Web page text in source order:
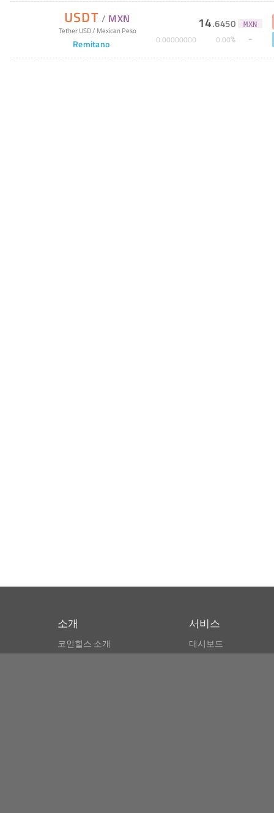
USDT / MXN
Tether USD/ Mexican Peso
Remitano
14.6450 MXN
0.00000000 0.00%
소개
코인힐스 소개
서비스
대시보드